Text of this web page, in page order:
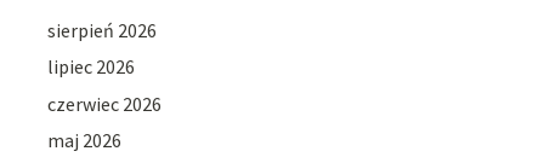
sierpień 2026
lipiec 2026
czerwiec 2026
maj 2026